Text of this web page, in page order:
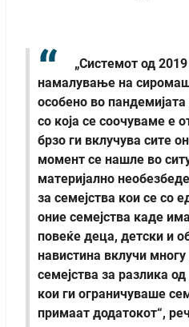
„Системот од
намалување на
особено во
со која се соочуваме е
брзо ги вклучува сите
момент се нашле во
материјално
за семејства кои се со
оние семејства каде
повеќе деца, детски и
навистина вклучи многу
семејства за разлика
кои ги ограничуваше
примаат додатокот“,